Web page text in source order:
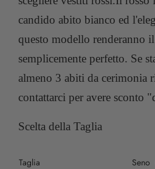
candido abito bianco ed
questo modello renderanno
semplicemente perfetto. Se
almeno 3 abiti da cerimonia
contattarci per avere sconto
Scelta della Taglia
Taglia
Seno